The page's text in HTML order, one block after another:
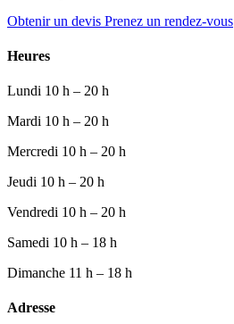
Obtenir un devis Prenez un rendez-vous
Heures
Lundi 10 h – 20 h
Mardi 10 h – 20 h
Mercredi 10 h – 20 h
Jeudi 10 h – 20 h
Vendredi 10 h – 20 h
Samedi 10 h – 18 h
Dimanche 11 h – 18 h
Adresse